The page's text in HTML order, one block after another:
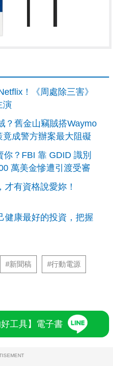
！《周處除三害》
演
？舊金山竊賊搭Waymo
成警方辦案最大阻礙
？FBI 靠 GDID 識別
萬美金慘遭引渡受審
有資格說愛妳！
健康最好的投資，把握
#新聞稿 #行動電源
工具】電子書